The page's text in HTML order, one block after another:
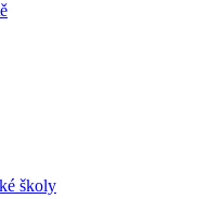
školy